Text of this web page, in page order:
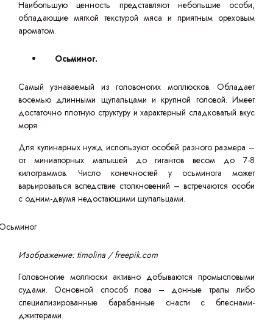
Наибольшую ценность представляют небольшие особи,
обладающие мягкой текстурой мяса и приятным ореховым
ароматом.
Осьминог.
Самый узнаваемый из головоногих моллюсков. Обладает
восемью длинными щупальцами и крупной головой. Имеет
достаточно плотную структуру и характерный сладковатый вкус
моря.
Для кулинарных нужд используют особей разного размера –
от миниатюрных малышей до гигантов весом до 7-8
килограммов. Число конечностей у осьминога может
варьироваться вследствие столкновений – встречаются особи
с одним-двумя недостающими щупальцами.
Изображение: timolina / freepik.com
Головоногие моллюски активно добываются промысловыми
судами. Основной способ лова – донные тралы либо
специализированные барабанные снасти с блеснами-
джиггерами.